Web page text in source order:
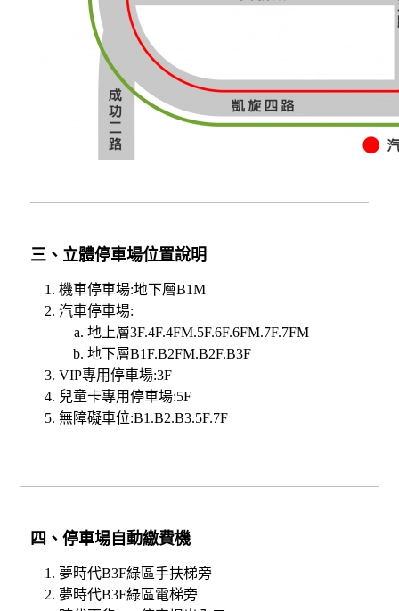
三、立體停車場位置說明
機車停車場:地下層B1M
汽車停車場:
地上層3F.4F.4FM.5F.6F.6FM.7F.7FM
地下層B1F.B2FM.B2F.B3F
VIP專用停車場:3F
兒童卡專用停車場:5F
無障礙車位:B1.B2.B3.5F.7F
四、停車場自動繳費機
夢時代B3F綠區手扶梯旁
夢時代B3F綠區電梯旁